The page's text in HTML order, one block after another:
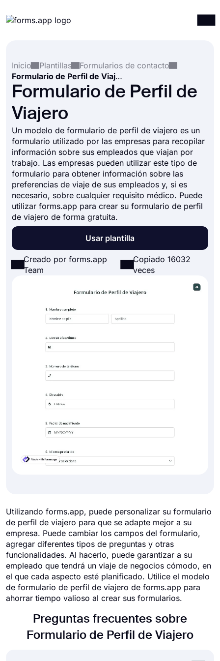
Integraciones
Plantillas
Recursos
Precios
Inicio
Plantillas
Formularios de contacto
Formulario de Perfil de Viajero
Formulario de Perfil de
Viajero
Un modelo de formulario de perfil de viajero es un
formulario utilizado por las empresas para recopilar
información sobre sus empleados que viajan por
trabajo. Las empresas pueden utilizar este tipo de
formulario para obtener información sobre las
preferencias de viaje de sus empleados y, si es
necesario, sobre cualquier requisito médico. Puede
utilizar forms.app para crear su formulario de perfil
de viajero de forma gratuita.
Usar plantilla
Creado por forms.app
Team
Copiado 16032
veces
Utilizando forms.app, puede personalizar su formulario
de perfil de viajero para que se adapte mejor a su
empresa. Puede cambiar los campos del formulario,
agregar diferentes tipos de preguntas y otras
funcionalidades. Al hacerlo, puede garantizar a su
empleado que tendrá un viaje de negocios cómodo, en
el que cada aspecto esté planificado. Utilice el modelo
de formulario de perfil de viajero de forms.app para
ahorrar tiempo valioso al crear sus formularios.
Preguntas frecuentes sobre
Formulario de Perfil de Viajero